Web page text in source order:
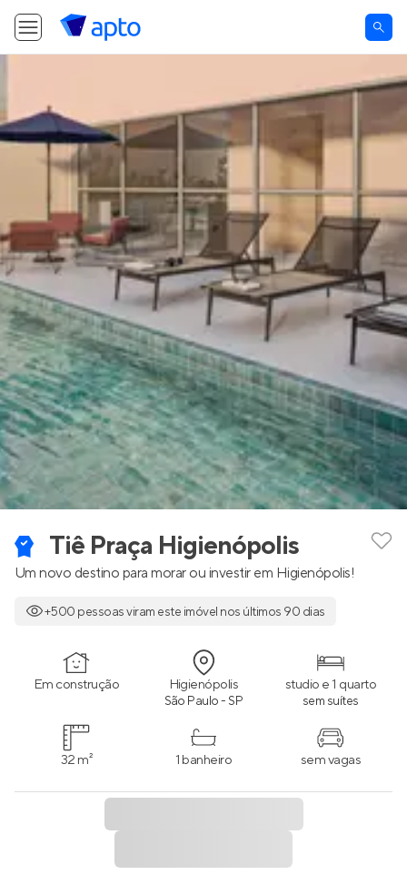
Tiê Praça Higienópolis
Um novo destino para morar ou investir em Higienópolis!
+500 pessoas viram este imóvel nos últimos 90 dias
Em construção Higienópolis
São Paulo - SP
studio e 1 quarto
sem suítes
32 m² 1 banheiro sem vagas